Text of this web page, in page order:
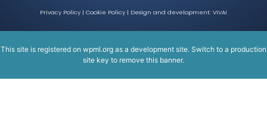
Privacy Policy | Cookie Policy | Design and development: VIVA!
This site is registered on wpml.org as a development site. Switch to a production
site key to remove this banner.